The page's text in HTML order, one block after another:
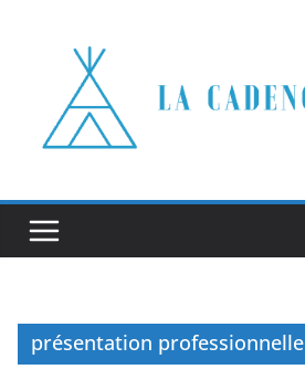
présentation professionnelle